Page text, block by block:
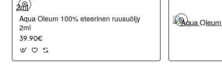
Aqua Oleum 100% eteerinen ruusuöljy
2ml
39.90€